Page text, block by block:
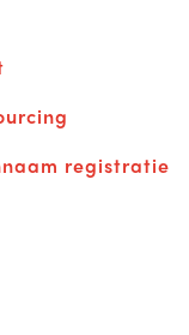
registratie